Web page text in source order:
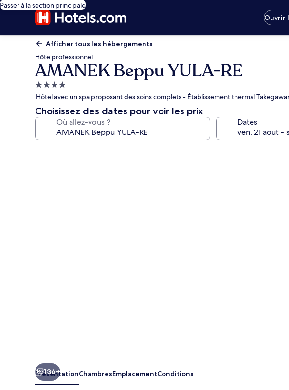
Passer à la section principale
Ouvrir
Afficher tous les hébergements
Hôte professionnel
AMANEK Beppu YULA-RE
Hébergement
4.0 étoiles
Hôtel avec un spa proposant des soins complets - Établissement thermal
Choisissez des dates pour voir les prix
Où allez-vous ? Dates
136+
PrésentationChambresEmplacementConditions